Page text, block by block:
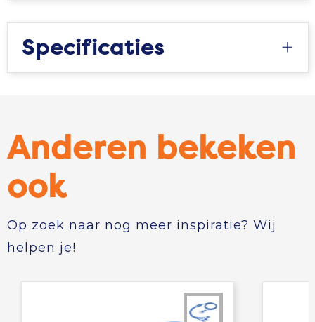
Specificaties
Anderen bekeken
ook
Op zoek naar nog meer inspiratie? Wij
helpen je!